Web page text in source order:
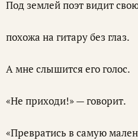
Под землей поэт видит
похожа на гитару без глаз.
А мне слышится его голос.
«Не приходи!» — говорит.
«Превратись в самую